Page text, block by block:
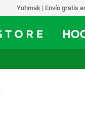
Yuhmak | Envío gratis